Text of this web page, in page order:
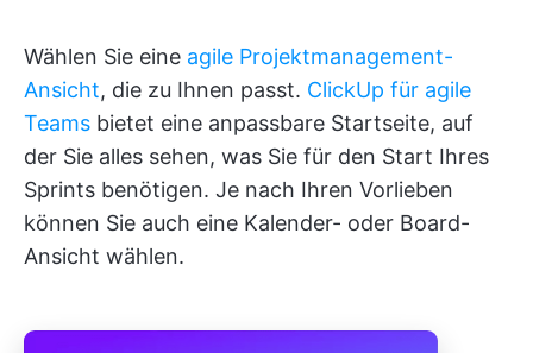
Wählen Sie eine agile Projektmanagement-
Ansicht, die zu Ihnen passt. ClickUp für agile
Teams bietet eine anpassbare Startseite, auf
der Sie alles sehen, was Sie für den Start Ihres
Sprints benötigen. Je nach Ihren Vorlieben
können Sie auch eine Kalender- oder Board-
Ansicht wählen.